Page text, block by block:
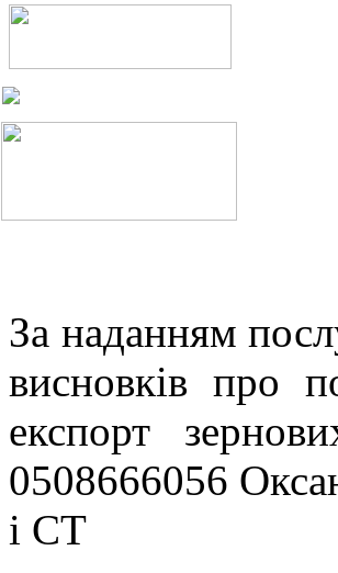
За наданням
висновків про
експорт
0508666056
і СТ